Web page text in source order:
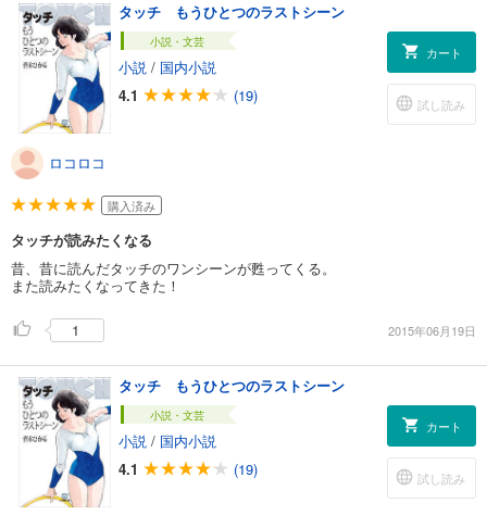
タッチ もうひとつのラストシーン
小説・文芸
小説 / 国内小説
4.1
(19)
カート
試し読み
ロコロコ
購入済み
タッチが読みたくなる
昔、昔に読んだタッチのワンシーンが甦ってくる。
また読みたくなってきた！
1 2015年06月19日
タッチ もうひとつのラストシーン
小説・文芸
小説 / 国内小説
4.1
(19)
カート
試し読み